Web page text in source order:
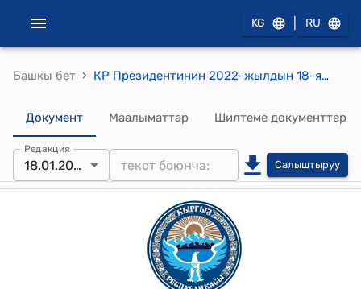
KG RU
Башкы бет › КР Президентинин 2022-жылдын 18-январындагы ПЖ № 9 "Кыргыз Республикасынын жарандыгына кабыл алуу жөнүндө" Жарлыгы
Документ Маалыматтар Шилтеме документтер
Редакция
18.01.2022 Салыштыруу